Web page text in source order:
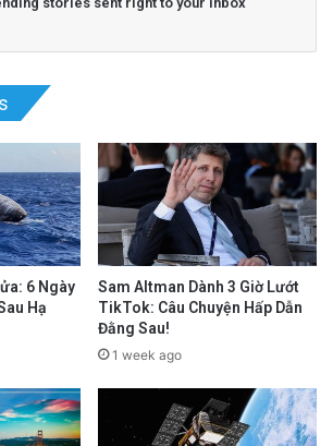
6 Ngày
Hạ
Sam Altman Dành 3 Giờ Lướt
TikTok: Câu Chuyện Hấp Dẫn
Đằng Sau!
1 week ago